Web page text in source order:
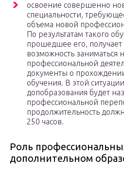
освоение совершенно
специальности,
объема новой
По результатам такого
прошедшее его,
возможность заниматься
профессиональной
документы о
обучения. В этой
допобразования будет
профессиональной
продолжительность
250 часов.
Роль
дополнительном